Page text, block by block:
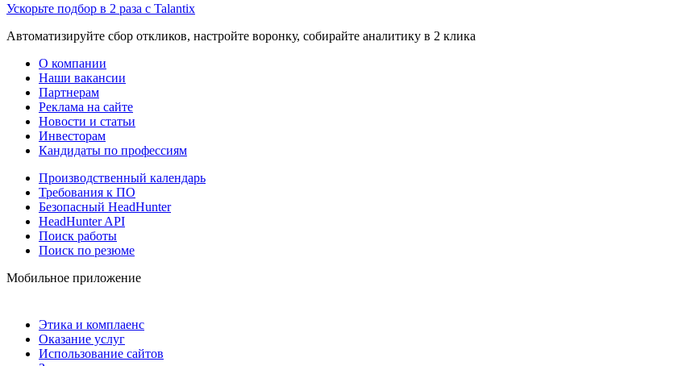
Ускорьте подбор в 2 раза с Talantix
Автоматизируйте сбор откликов, настройте воронку, собирайте аналитику в 2 клика
О компании
Наши вакансии
Партнерам
Реклама на сайте
Новости и статьи
Инвесторам
Кандидаты по профессиям
Производственный календарь
Требования к ПО
Безопасный HeadHunter
HeadHunter API
Поиск работы
Поиск по резюме
Мобильное приложение
Этика и комплаенс
Оказание услуг
Использование сайтов